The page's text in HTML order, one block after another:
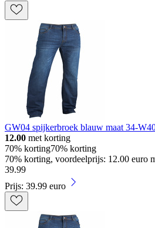
GW04 spijkerbroek blauw maat 34-
12.00 met korting
70% korting70% korting
70% korting, voordeelprijs: 12.00 euro
39.99
Prijs: 39.99 euro